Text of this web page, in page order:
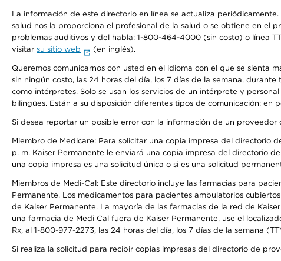
La información de este directorio en línea se actualiza
salud nos la proporciona el profesional de la salud o se obtiene en el
problemas auditivos y del habla: 1-800-464-4000 (sin costo) o línea
visitar su sitio web (en inglés).
Queremos comunicarnos con usted en el idioma con el que se sienta
sin ningún costo, las 24 horas del día, los 7 días de la semana,
como intérpretes. Solo se usan los servicios de un intérprete y
bilingües. Están a su disposición diferentes tipos de comunicación: en
Si desea reportar un posible error con la información de un proveedor
Miembro de Medicare: Para solicitar una copia impresa del directorio
p. m. Kaiser Permanente le enviará una copia impresa del directorio
una copia impresa es una solicitud única o si es una solicitud
Miembros de Medi-Cal: Este directorio incluye las farmacias para
Permanente. Los medicamentos para pacientes ambulatorios
de Kaiser Permanente. La mayoría de las farmacias de la red de
una farmacia de Medi Cal fuera de Kaiser Permanente, use el
Rx, al 1-800-977-2273, las 24 horas del día, los 7 días de la semana
Si realiza la solicitud para recibir copias impresas del directorio de